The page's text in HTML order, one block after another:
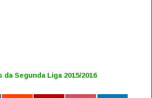
da Segunda Liga 2015/2016